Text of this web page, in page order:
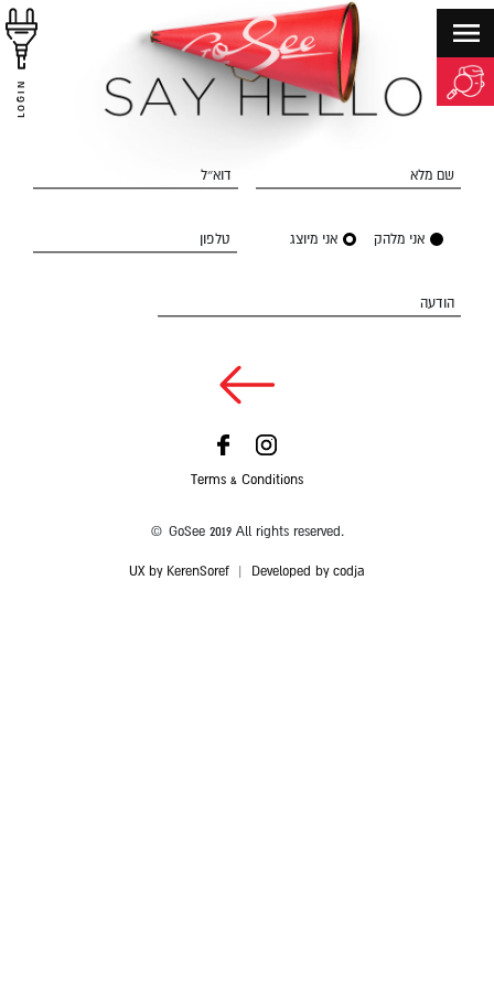
LOGIN
שם מלא דוא״ל
אני מלהק אני מיוצג טלפון
הודעה
Terms & Conditions
© GoSee 2019 All rights reserved.
UX by KerenSoref Developed by codja